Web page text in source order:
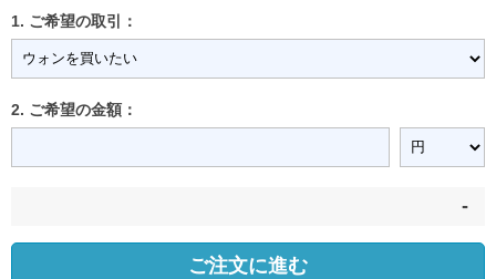
1. ご希望の取引：
2. ご希望の金額：
-
ご注文に進む